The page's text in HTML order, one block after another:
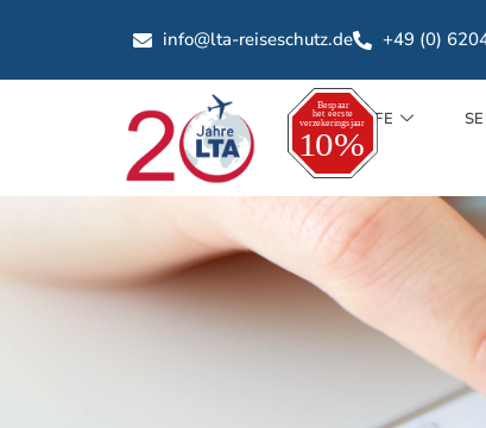
info@lta-reiseschutz.de +49 (0)
TARIFE